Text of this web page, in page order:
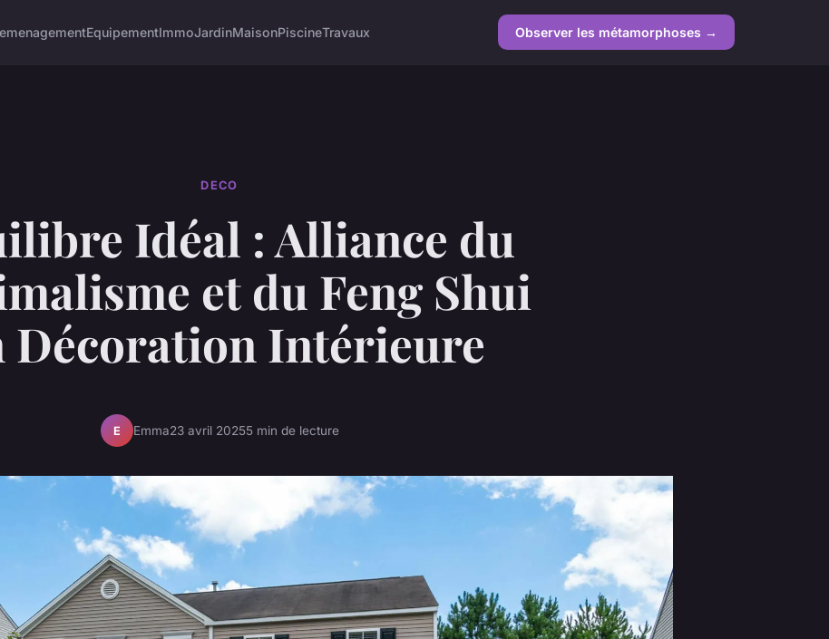
EquipementImmoJardinMaisonPiscineTravaux Observer les métamorphoses →
DECO
Idéal : Alliance du
et du Feng Shui
Décoration Intérieure
E Emma23 avril 20255 min de lecture